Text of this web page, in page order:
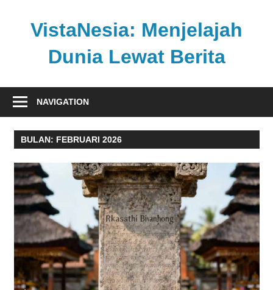
VistaNesia: Menjelajah
Dunia Lewat Berita
nasional
global
dalam
platform
informatif
NAVIGATION
BULAN: FEBRUARI 2026